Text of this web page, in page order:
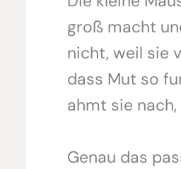
groß macht
nicht, weil sie
dass Mut so
ahmt sie
Genau das